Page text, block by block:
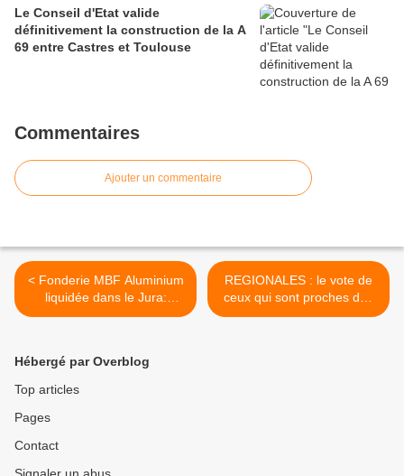
Le Conseil d'Etat valide
définitivement la construction de la A
69 entre Castres et Toulouse
Commentaires
Ajouter un commentaire
< Fonderie MBF Aluminium
liquidée dans le Jura:
L'élysée, Renault et PSA
REGIONALES : le vote de
ceux qui sont proches des
syndicats ... et de ceux qui
Hébergé par Overblog
Top articles
Pages
Contact